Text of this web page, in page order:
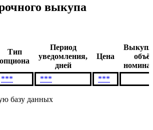
выкупа
Тип
опциона
Период
уведомления,
дней
Цена
*** *** ***
базу данных